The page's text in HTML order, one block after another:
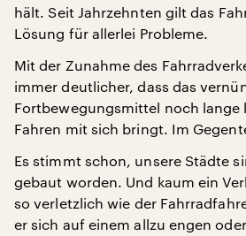
hält. Seit Jahrzehnten gilt das
Lösung für allerlei Probleme.
Mit der Zunahme des
immer deutlicher, dass das
Fortbewegungsmittel noch lange
Fahren mit sich bringt. Im
Es stimmt schon, unsere Städte
gebaut worden. Und kaum ein
so verletzlich wie der
er sich auf einem allzu engen